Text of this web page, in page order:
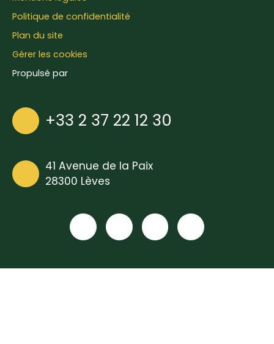
Politique de confidentialité
Plan du site
Gérer les cookies
Propulsé par
+33 2 37 22 12 30
41 Avenue de la Paix
28300 Lèves